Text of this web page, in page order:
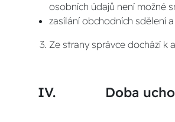
osobních údajů není možné
zasílání obchodních sdělení
Ze strany správce dochází k
IV. Doba